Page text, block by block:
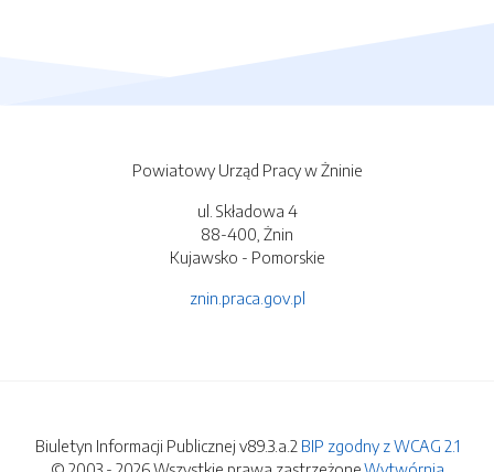
Powiatowy Urząd Pracy w Żninie
ul. Składowa 4
88-400, Żnin
Kujawsko - Pomorskie
znin.praca.gov.pl
Biuletyn Informacji Publicznej v89.3.a.2 BIP zgodny z WCAG 2.1